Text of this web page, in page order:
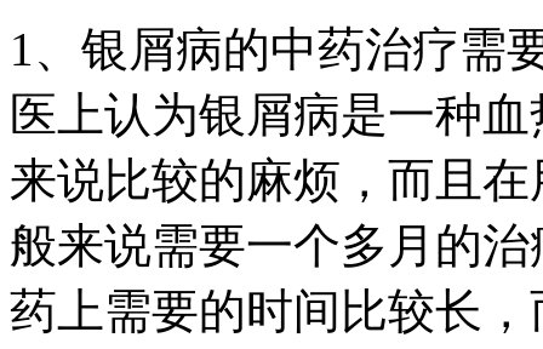
1、银屑病的中药治疗需
医上认为银屑病是一种
来说比较的麻烦，而且
般来说需要一个多月的
药上需要的时间比较长